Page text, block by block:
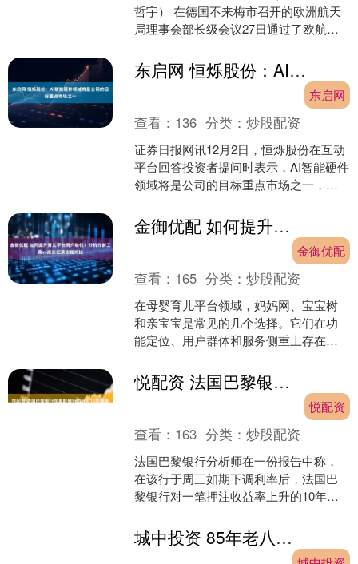
哲宇） 在德国不来梅市召开的欧洲航天
局理事会部长级会议27日通过了欧航局
总额约2....
东启网 恒烁股份：AI智能硬件领域将是公司的目标重点市场之一
东启网
查看： 136 分类：炒股配资
证券日报网讯12月2日，恒烁股份在互动
平台回答投资者提问时表示，AI智能硬件
领域将是公司的目标重点市场之一，公
关应用和客....
金御优配 如何提升育儿平台用户粘性？分阶分龄工具vs成长记录功能对比
金御优配
查看： 165 分类：炒股配资
在母婴育儿平台领域，妈妈网、宝宝树
和亲宝宝是常见的几个选择。它们在功
能定位、用户群体和服务侧重上存在差
分龄的工具和内容，亲宝宝....悦配资 法国巴黎银行在美联储行动后对10年期美国国债空头交易获利了结
悦配资
查看： 163 分类：炒股配资
法国巴黎银行分析师在一份报告中称，
在该行于周三如期下调利率后，法国巴
黎银行对一笔押注收益率上升的10年期
国巴黎银行以4.09....
城中投资 85年老八路聚餐看到一农村老妇，定睛一看：这不是40年前的战友吗